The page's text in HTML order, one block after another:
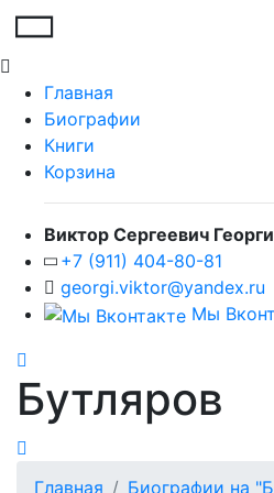
Главная
Биографии
Книги
Корзина
Виктор Сергеевич Георги
+7 (911) 404-80-81
georgi.viktor@yandex.ru
Мы
Бутляров
Главная Биографии на